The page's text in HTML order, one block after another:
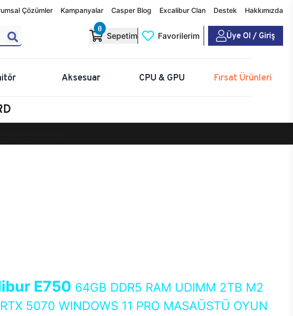
Çözümler Kampanyalar Casper Blog Excalibur Clan Destek Hakkımızda
0
Sepetim Favorilerim Üye Ol / Giriş
Aksesuar CPU & GPU Fırsat Ürünleri
E750 64GB DDR5 RAM UDIMM 2TB M2
5070 WINDOWS 11 PRO MASAÜSTÜ OYUN